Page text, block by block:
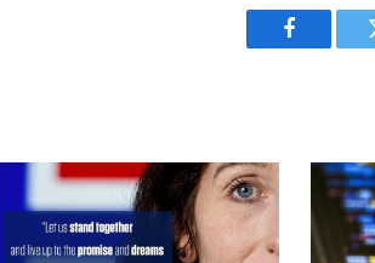
Facebook